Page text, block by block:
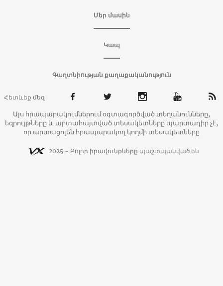
Մեր մասին
Կապ
Գաղտնիության քաղաքականություն
Հետևեք մեզ
Այս հրապարակումներում օգտագործված տեղանունները,
եզրույթները և արտահայտված տեսակետները պարտադիր չէ,
որ արտացոլեն հրապարակող կողմի տեսակետները
2025 - Բոլոր իրավունքները պաշտպանված են